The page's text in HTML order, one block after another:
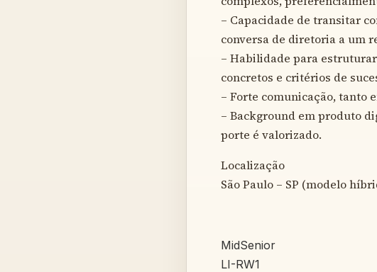
– Capacidade de transitar
conversa de diretoria a um
– Habilidade para
concretos e critérios de
– Forte comunicação, tanto
– Background em produto
porte é valorizado.
Localização
São Paulo – SP (modelo
MidSenior
LI-RW1